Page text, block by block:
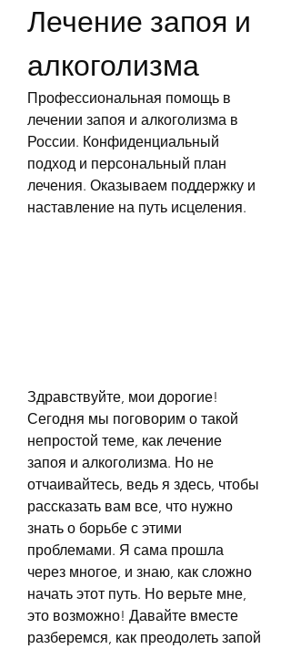
Лечение запоя и
алкоголизма
Профессиональная помощь в
лечении запоя и алкоголизма в
России. Конфиденциальный
подход и персональный план
лечения. Оказываем поддержку и
наставление на путь исцеления.
Здравствуйте, мои дорогие!
Сегодня мы поговорим о такой
непростой теме, как лечение
запоя и алкоголизма. Но не
отчаивайтесь, ведь я здесь, чтобы
рассказать вам все, что нужно
знать о борьбе с этими
проблемами. Я сама прошла
через многое, и знаю, как сложно
начать этот путь. Но верьте мне,
это возможно! Давайте вместе
разберемся, как преодолеть запой